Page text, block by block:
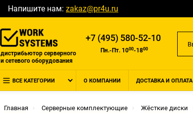
Напишите нам: zakaz@pr4u.ru
дистрибьютор серверного
и сетевого оборудования
+7 (495) 580-52-10
Пн.-Пт. 1000-1800
ВСЕ КАТЕГОРИИ О КОМПАНИИ ДОСТАВКА И ОПЛАТА
Главная Серверные комплектующие Жёсткие диски